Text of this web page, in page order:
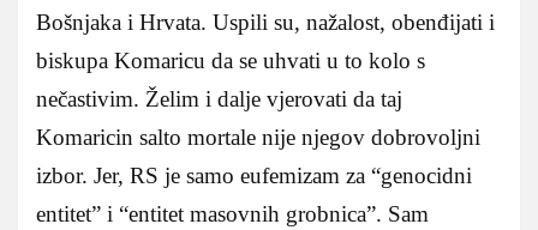
Bošnjaka i Hrvata. Uspili su, nažalost, obenđijati i
biskupa Komaricu da se uhvati u to kolo s
nečastivim. Želim i dalje vjerovati da taj
Komaricin salto mortale nije njegov dobrovoljni
izbor. Jer, RS je samo eufemizam za “genocidni
entitet” i “entitet masovnih grobnica”. Sam